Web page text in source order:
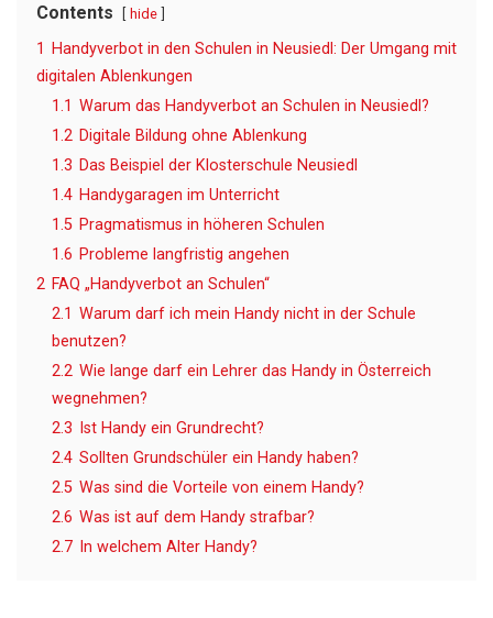
Contents hide
1
Handyverbot in den Schulen in Neusiedl: Der Umgang mit
digitalen Ablenkungen
1.1 Warum das Handyverbot an Schulen in Neusiedl?
1.2 Digitale Bildung ohne Ablenkung
1.3 Das Beispiel der Klosterschule Neusiedl
1.4 Handygaragen im Unterricht
1.5 Pragmatismus in höheren Schulen
1.6 Probleme langfristig angehen
2 FAQ „Handyverbot an Schulen“
2.1 Warum darf ich mein Handy nicht in der Schule
benutzen?
2.2 Wie lange darf ein Lehrer das Handy in Österreich
wegnehmen?
2.3
Ist Handy ein Grundrecht?
2.4 Sollten Grundschüler ein Handy haben?
2.5 Was sind die Vorteile von einem Handy?
2.6 Was ist auf dem Handy strafbar?
2.7 In welchem Alter Handy?